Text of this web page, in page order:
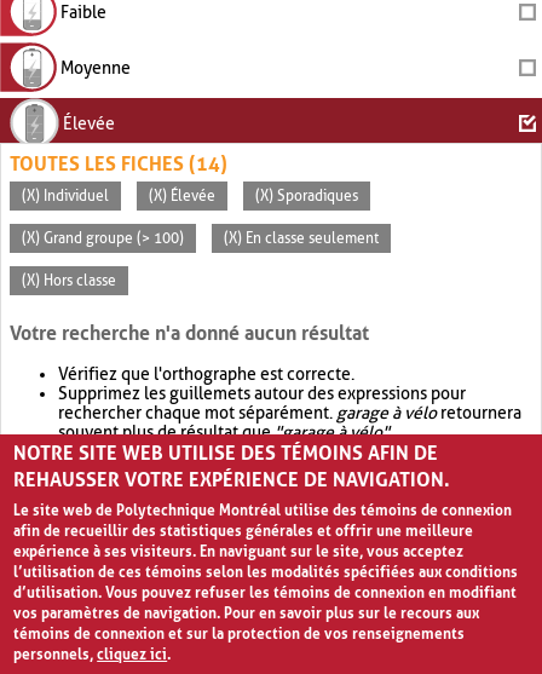
Faible
Moyenne
Élevée
TOUTES LES FICHES (14)
(X) Individuel (X) Élevée (X) Sporadiques
(X) Grand groupe (> 100) (X) En classe seulement
(X) Hors classe
Votre recherche n'a donné aucun résultat
Vérifiez que l'orthographe est correcte.
Supprimez les guillemets autour des expressions pour
rechercher chaque mot séparément. garage à véloretournera
souvent plus de résultat que"garage à vélo".
Envisagez d'élargir votre recherche avec OR.garage OR vélo
retournera souvent plus de résultat quegarage à vélo
NOTRE SITE WEB UTILISE DES TÉMOINS AFIN DE
REHAUSSER VOTRE EXPÉRIENCE DE NAVIGATION.
Le site web de Polytechnique Montréal utilise des témoins de connexion
afin de recueillir des statistiques générales et offrir une meilleure
expérience à ses visiteurs. En naviguant sur le site, vous acceptez
l’utilisation de ces témoins selon les modalités spécifiées aux conditions
d’utilisation. Vous pouvez refuser les témoins de connexion en modifiant
vos paramètres de navigation. Pour en savoir plus sur le recours aux
témoins de connexion et sur la protection de vos renseignements
personnels,cliquez ici.